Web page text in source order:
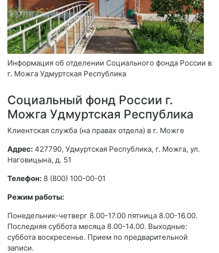
Информация об отделении Социального фонда России в
г. Можга Удмуртская Республика
Социальный фонд России г.
Можга Удмуртская Республика
Клиентская служба (на правах отдела) в г. Можге
Адрес: 427790, Удмуртская Республика, г. Можга, ул.
Наговицына, д. 51
Телефон: 8 (800) 100-00-01
Режим работы:
Понедельник-четверг 8.00-17.00 пятница 8.00-16.00.
Последняя суббота месяца 8.00-14.00. Выходные:
суббота воскресенье. Прием по предварительной
записи.